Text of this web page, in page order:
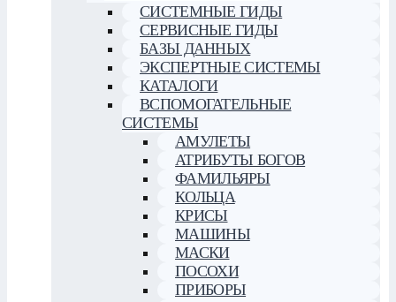
СИСТЕМНЫЕ ГИДЫ
СЕРВИСНЫЕ ГИДЫ
БАЗЫ ДАННЫХ
ЭКСПЕРТНЫЕ СИСТЕМЫ
КАТАЛОГИ
ВСПОМОГАТЕЛЬНЫЕ
СИСТЕМЫ
АМУЛЕТЫ
АТРИБУТЫ БОГОВ
ФАМИЛЬЯРЫ
КОЛЬЦА
КРИСЫ
МАШИНЫ
МАСКИ
ПОСОХИ
ПРИБОРЫ